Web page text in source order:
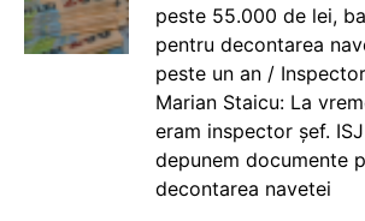
peste 55.000 de lei,
pentru decontarea
peste un an /
Marian Staicu: La
eram inspector șef.
depunem documente
decontarea navetei